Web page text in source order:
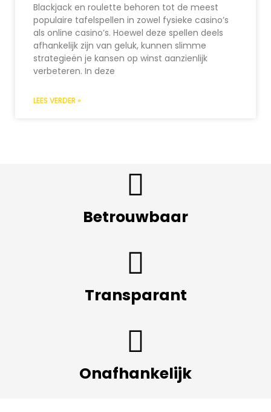
Blackjack en roulette behoren tot de meest
populaire tafelspellen in zowel fysieke casino’s
als online casino’s. Hoewel deze spellen deels
afhankelijk zijn van geluk, kunnen slimme
strategieën je kansen op winst aanzienlijk
verbeteren. In deze
LEES VERDER »
Betrouwbaar
Transparant
Onafhankelijk